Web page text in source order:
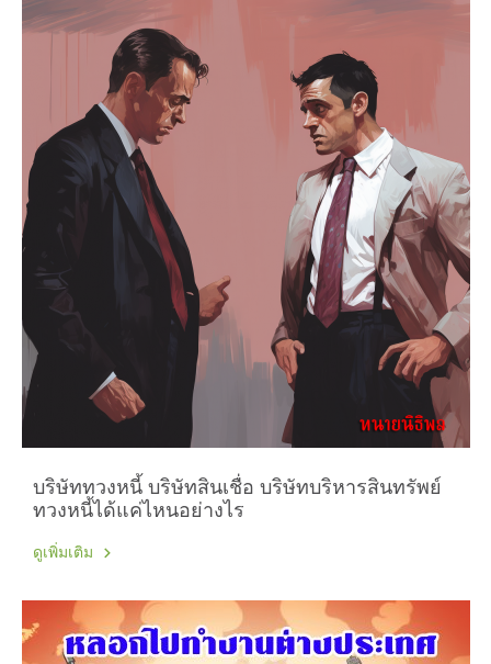
บริษัททวงหนี้ บริษัทสินเชื่อ บริษัทบริหารสินทรัพย์
ทวงหนี้ได้แค่ไหนอย่างไร
ดูเพิ่มเติม